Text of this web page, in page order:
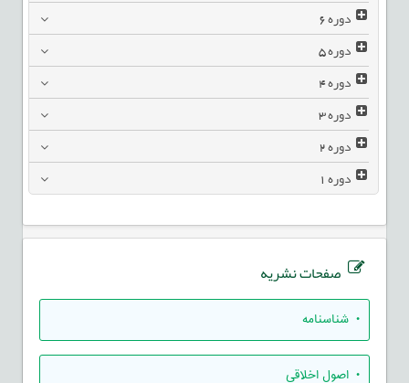
دوره6
دوره5
دوره4
دوره3
دوره2
دوره1
صفحات نشریه
• شناسنامه
• اصول اخلاقی